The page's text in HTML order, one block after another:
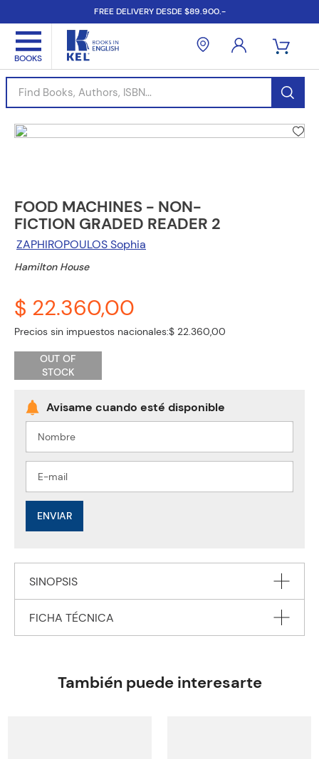
FREE DELIVERY DESDE $89.900.-
Find Books, Authors, ISBN...
FOOD MACHINES - NON-
FICTION GRADED READER 2
ZAPHIROPOULOS Sophia
Hamilton House
$ 22.360,00
Precios sin impuestos nacionales:$ 22.360,00
OUT OF
STOCK
ENVIAR
SINOPSIS
FOOD MACHINES Where will you live when you grow up?
Where will your food come from? Some of it will come from
includes:
FICHA TÉCNICA
EditorialTambién puede interesarte